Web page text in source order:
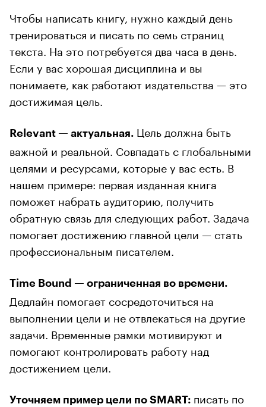
Чтобы написать книгу, нужно каждый день
тренироваться и писать по семь страниц
текста. На это потребуется два часа в день.
Если у вас хорошая дисциплина и вы
понимаете, как работают издательства — это
достижимая цель.
Relevant — актуальная. Цель должна быть
важной и реальной. Совпадать с глобальными
целями и ресурсами, которые у вас есть. В
нашем примере: первая изданная книга
поможет набрать аудиторию, получить
обратную связь для следующих работ. Задача
помогает достижению главной цели — стать
профессиональным писателем.
Time Bound — ограниченная во времени.
Дедлайн помогает сосредоточиться на
выполнении цели и не отвлекаться на другие
задачи. Временные рамки мотивируют и
помогают контролировать работу над
достижением цели.
Уточняем пример цели по SMART: писать по